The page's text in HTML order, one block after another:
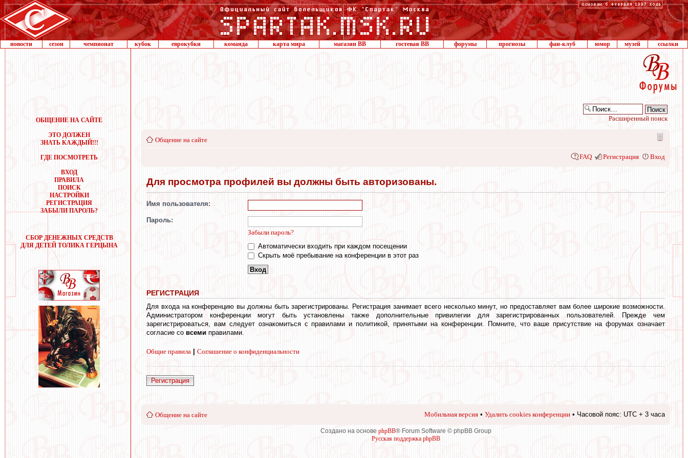
новости сезон чемпионат кубок еврокубки команда карта мира магазин ВВ гостевая ВВ форумы прогнозы фан-клуб юмор музей ссылки
ОБЩЕНИЕ НА САЙТЕ
ЭТО ДОЛЖЕН
ЗНАТЬ КАЖДЫЙ!!!
ГДЕ ПОСМОТРЕТЬ
ВХОД
ПРАВИЛА
ПОИСК
НАСТРОЙКИ
РЕГИСТРАЦИЯ
ЗАБЫЛИ ПАРОЛЬ?
СБОР ДЕНЕЖНЫХ СРЕДСТВ
ДЛЯ ДЕТЕЙ ТОЛИКА ГЕРЦЫНА
Расширенный поиск
Общение на сайте
FAQ Регистрация Вход
Для просмотра профилей вы должны быть авторизованы.
Имя пользователя:
Пароль:
Забыли пароль?
Автоматически входить при каждом посещении
Скрыть моё пребывание на конференции в этот раз
РЕГИСТРАЦИЯ
Для входа на конференцию вы должны быть зарегистрированы. Регистрация занимает всего несколько минут, но предоставляет вам более широкие возможности.
Администратором конференции могут быть установлены также дополнительные привилегии для зарегистрированных пользователей. Прежде чем
зарегистрироваться, вам следует ознакомиться с правилами и политикой, принятыми на конференции. Помните, что ваше присутствие на форумах означает
согласие со всеми правилами.
Общие правила Соглашение о конфиденциальности
Регистрация
Общение на сайте Мобильная версия • Удалить cookies конференции • Часовой пояс: UTC + 3 часа
Создано на основе phpBB® Forum Software © phpBB Group
Русская поддержка phpBB